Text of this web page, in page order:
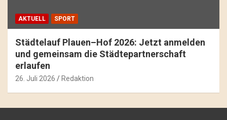
AKTUELL SPORT
Städtelauf Plauen–Hof 2026: Jetzt anmelden
und gemeinsam die Städtepartnerschaft
erlaufen
26. Juli 2026 Redaktion